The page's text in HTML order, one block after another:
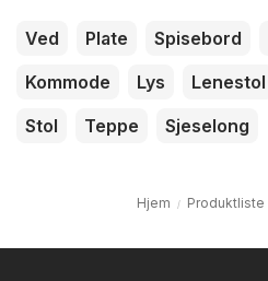
Ved Plate Spisebord
Kommode
Lys Lenestol
Stol
Teppe Sjeselong
Hjem Produktliste